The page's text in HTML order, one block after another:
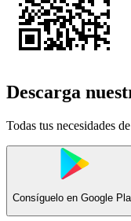
Descarga
Todas tus necesidades
Consíguelo en Google